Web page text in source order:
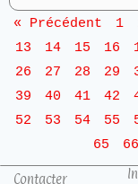
« Précédent 1
13
14 15 16
26
27 28 29
39
40 41 42
52
53 54 55
65
66
Contacter